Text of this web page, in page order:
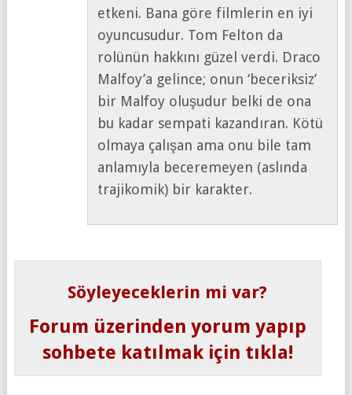
etkeni. Bana göre filmlerin en iyi
oyuncusudur. Tom Felton da
rolünün hakkını güzel verdi. Draco
Malfoy’a gelince; onun ‘beceriksiz’
bir Malfoy oluşudur belki de ona
bu kadar sempati kazandıran. Kötü
olmaya çalışan ama onu bile tam
anlamıyla beceremeyen (aslında
trajikomik) bir karakter.
Söyleyeceklerin mi var?
Forum üzerinden yorum yapıp
sohbete katılmak için tıkla!